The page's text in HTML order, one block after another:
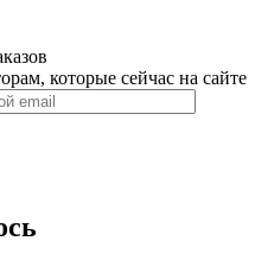
которые сейчас на сайте